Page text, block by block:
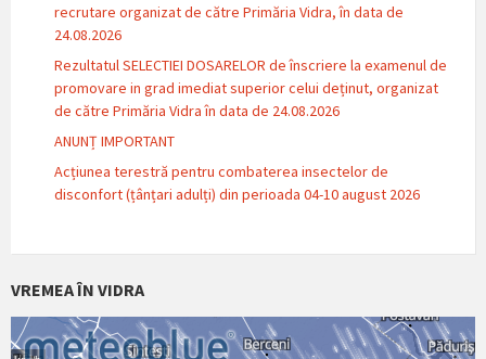
recrutare organizat de către Primăria Vidra, în data de
24.08.2026
Rezultatul SELECTIEI DOSARELOR de înscriere la examenul de
promovare in grad imediat superior celui deținut, organizat
de către Primăria Vidra în data de 24.08.2026
ANUNȚ IMPORTANT
Acțiunea terestră pentru combaterea insectelor de
disconfort (țânțari adulți) din perioada 04-10 august 2026
VREMEA ÎN VIDRA